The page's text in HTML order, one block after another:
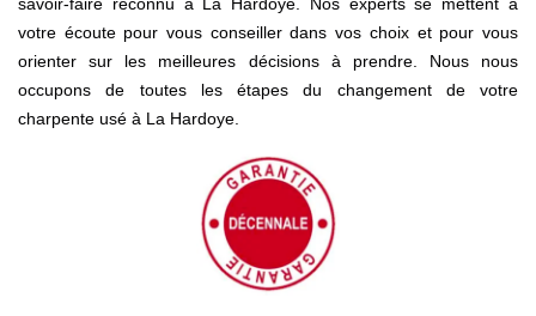
votre écoute pour vous conseiller dans vos choix et pour vous
orienter sur les meilleures décisions à prendre. Nous nous
occupons de toutes les étapes du changement de votre
charpente usé à La Hardoye.